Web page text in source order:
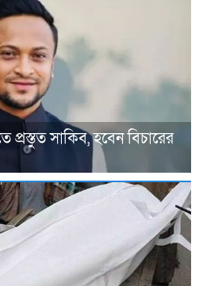
প্রস্তুত সাকিব, হবেন বিচারের